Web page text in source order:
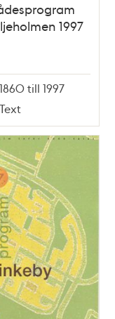
1997
1860 till 1997
Text